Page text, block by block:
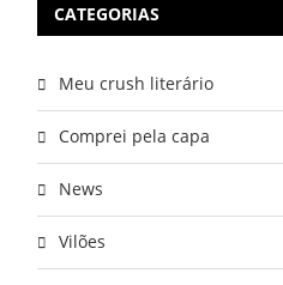
CATEGORIAS
Meu crush literário
Comprei pela capa
News
Vilões